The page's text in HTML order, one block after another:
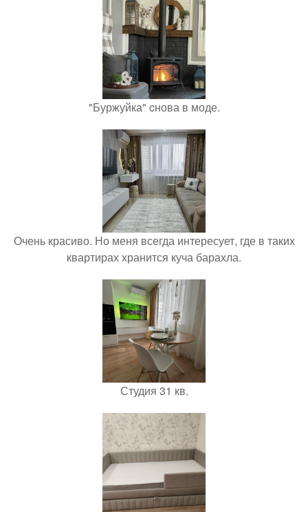
"Буржуйка" cнова в моде.
Очень красиво. Но меня всегда интересует, где в таких
квартирах хранится куча барахла.
Студия 31 кв.